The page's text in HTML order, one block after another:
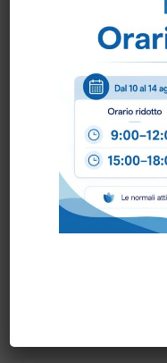
Come
Puoi ordinare
scrivendo una
Per ogni